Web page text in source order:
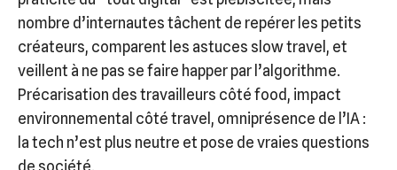
nombre d’internautes tâchent de repérer les petits
créateurs, comparent les astuces slow travel, et
veillent à ne pas se faire happer par l’algorithme.
Précarisation des travailleurs côté food, impact
environnemental côté travel, omniprésence de l’IA :
la tech n’est plus neutre et pose de vraies questions